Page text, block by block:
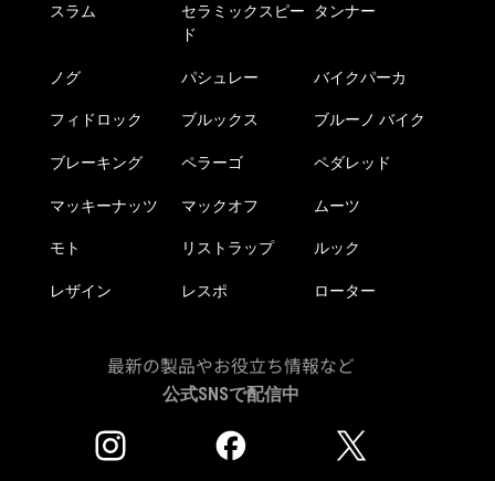
スラム
セラミックスピー
ド
タンナー
ノグ パシュレー バイクパーカ
フィドロック ブルックス ブルーノ バイク
ブレーキング ペラーゴ ペダレッド
マッキーナッツ マックオフ ムーツ
モト リストラップ ルック
レザイン レスポ ローター
最新の製品やお役立ち情報など
公式SNSで配信中